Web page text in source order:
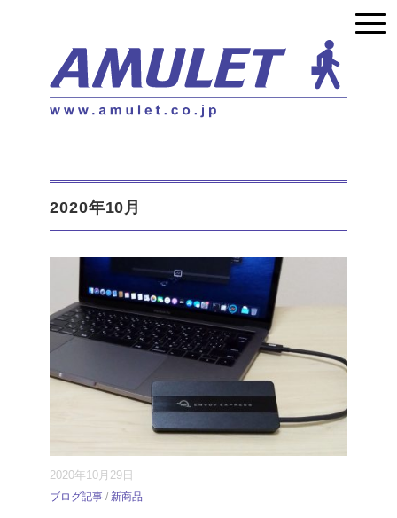
2020年10月
2020年10月29日
ブログ記事 / 新商品